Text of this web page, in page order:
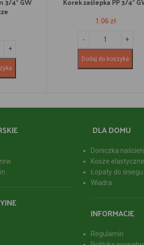
1.06 zł
Dodaj do koszyka
DLA DOMU
Doniczka
Kosze elastyczne
Łopaty do śniegu
Wiadra
INFORMACJE
Regulamin